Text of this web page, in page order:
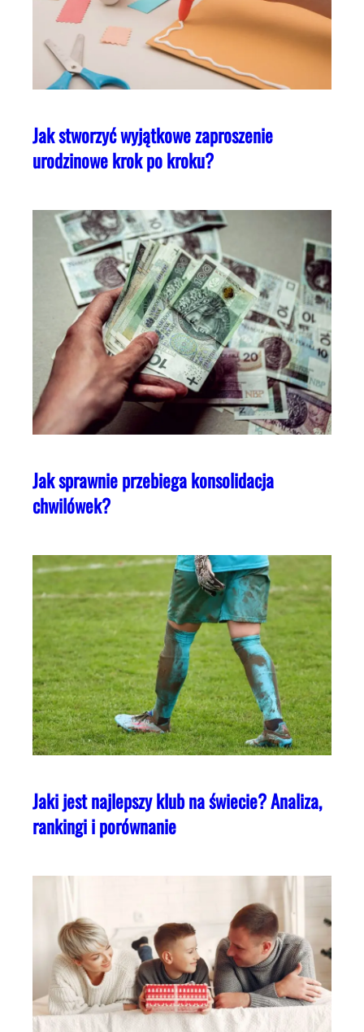
Jak stworzyć wyjątkowe zaproszenie
urodzinowe krok po kroku?
Jak sprawnie przebiega konsolidacja
chwilówek?
Jaki jest najlepszy klub na świecie? Analiza,
rankingi i porównanie